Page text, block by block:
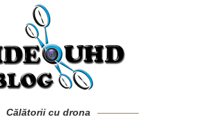
Călătorii cu drona